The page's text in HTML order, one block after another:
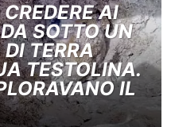
AI
SOTTO UN
TERRA
TESTOLINA.
IL